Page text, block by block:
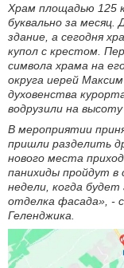
Храм площадью 125
буквально за
здание, а сегодня
купол с крестом.
символа храма на
округа иерей
духовенства
водрузили на
В мероприятии
пришли разделить
нового места
панихиды пройдут в
недели, когда
отделка фасада», -
Геленджика.